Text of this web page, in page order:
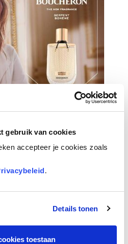
gebruik van cookies
accepteer je cookies zoals
.
Details tonen
toestaan